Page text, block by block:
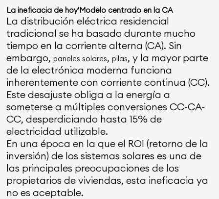
La ineficacia de hoy'Modelo centrado en la CA
La distribución eléctrica residencial
tradicional se ha basado durante mucho
tiempo en la corriente alterna (CA). Sin
embargo,paneles solares,pilas, y la mayor parte
de la electrónica moderna funciona
inherentemente con corriente continua (CC).
Este desajuste obliga a la energía a
someterse a múltiples conversiones CC-CA-
CC, desperdiciando hasta 15% de
electricidad utilizable.
En una época en la que el ROI (retorno de la
inversión) de los sistemas solares es una de
las principales preocupaciones de los
propietarios de viviendas, esta ineficacia ya
no es aceptable.